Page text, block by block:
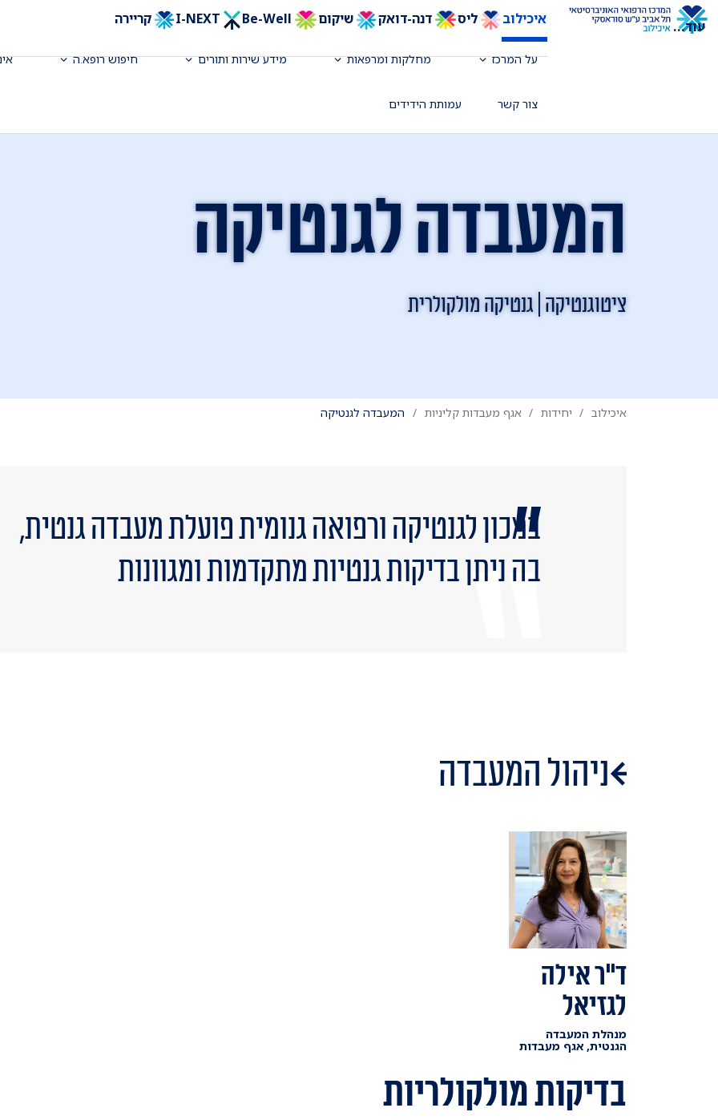
איכילוב ליס דנה-דואק שיקום Be-Well קריירה
על המרכז מחלקות ומרפאות מידע שירות ותורים חיפוש רופא.ה
צור קשר עמותת הידידים
עוד...
המעבדה לגנטיקה
ציטוגנטיקה | גנטיקה מולקולרית
איכילוב יחידות אגף מעבדות קליניות המעבדה לגנטיקה
​במכון לגנטיקה ורפואה גנומית פועלת מעבדה גנטית,
בה ניתן בדיקות גנטיות מתקדמות ומגוונות
ניהול המעבדה
ד"ר אילה
לגזיאל
מנהלת המעבדה
הגנטית, אגף מעבדות
בדיקות מולקולריות